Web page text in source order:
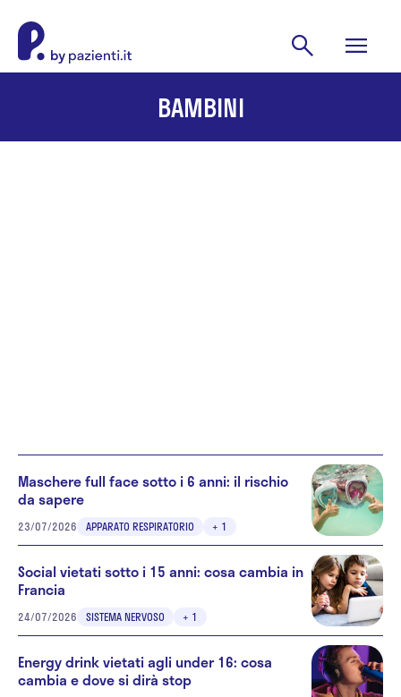
BAMBINI
Maschere full face sotto i 6 anni: il rischio
da sapere
23/07/2026 APPARATO RESPIRATORIO + 1
Social vietati sotto i 15 anni: cosa cambia in
Francia
24/07/2026 SISTEMA NERVOSO + 1
Energy drink vietati agli under 16: cosa
cambia e dove si dirà stop